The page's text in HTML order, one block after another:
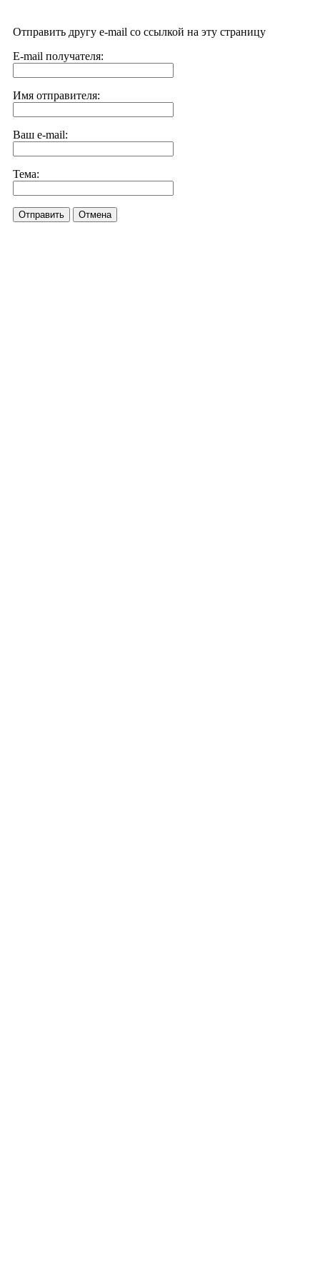
Отправить другу e-mail со ссылкой на эту страницу
E-mail получателя:
Имя отправителя:
Ваш e-mail:
Тема:
Отправить Отмена